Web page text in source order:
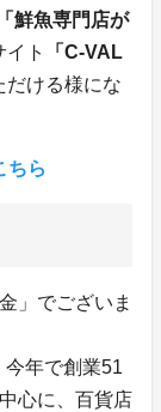
「鮮魚専門店が
イト
「C-VAL
だける様にな
ちら
」でございま
年で創業51
心に、百貨店